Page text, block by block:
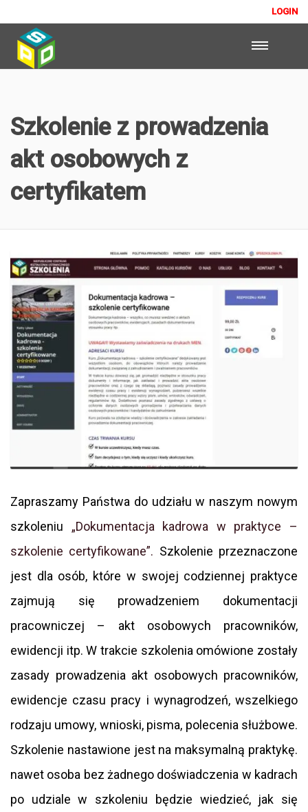
LOGIN
Szkolenie z prowadzenia
akt osobowych z
certyfikatem
Zapraszamy Państwa do udziału w naszym nowym
szkoleniu „Dokumentacja kadrowa w praktyce –
szkolenie certyfikowane”. Szkolenie przeznaczone
jest dla osób, które w swojej codziennej praktyce
zajmują się prowadzeniem dokumentacji
pracowniczej – akt osobowych pracowników,
ewidencji itp. W trakcie szkolenia omówione zostały
zasady prowadzenia akt osobowych pracowników,
ewidencje czasu pracy i wynagrodzeń, wszelkiego
rodzaju umowy, wnioski, pisma, polecenia służbowe.
Szkolenie nastawione jest na maksymalną praktykę.
nawet osoba bez żadnego doświadczenia w kadrach
po udziale w szkoleniu będzie wiedzieć, jak się